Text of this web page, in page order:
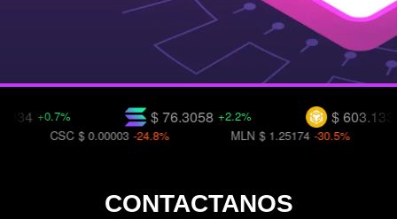
$ 603.133
$ 76.3058 +2.2%
+0.7%
$ 1.25174 -30.5%
CSC $ 0.00003 -24.8%
CONTACTANOS